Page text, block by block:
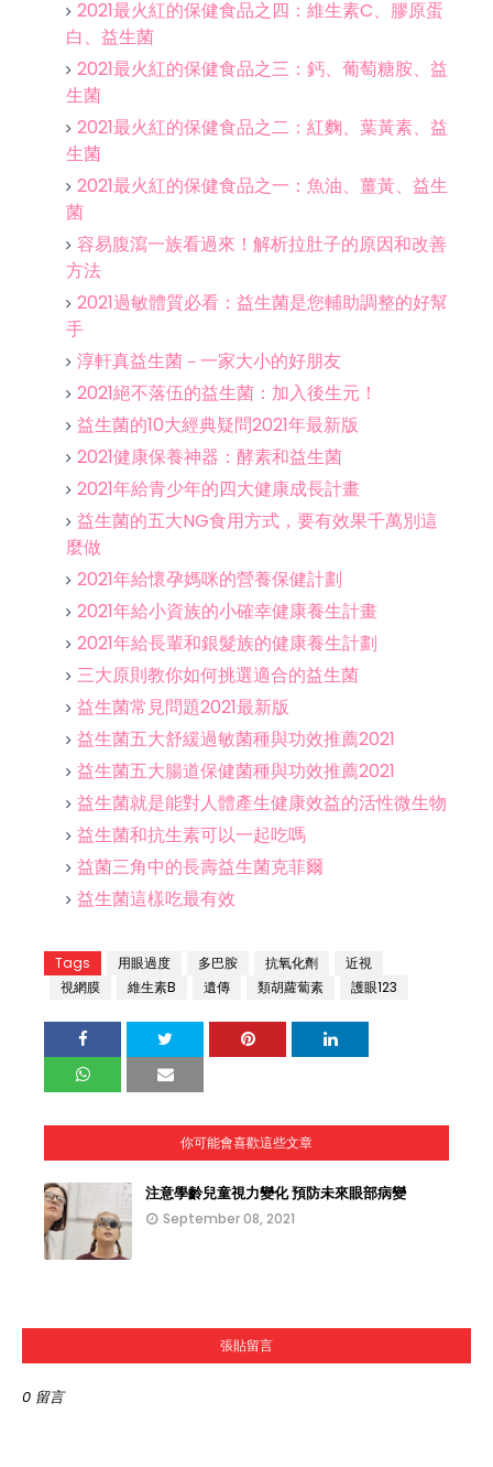
2021最火紅的保健食品之四：維生素C、膠原蛋
白、益生菌
2021最火紅的保健食品之三：鈣、葡萄糖胺、益
生菌
2021最火紅的保健食品之二：紅麴、葉黃素、益
生菌
2021最火紅的保健食品之一：魚油、薑黃、益生
菌
容易腹瀉一族看過來！解析拉肚子的原因和改善
方法
2021過敏體質必看：益生菌是您輔助調整的好幫
手
淳軒真益生菌－一家大小的好朋友
2021絕不落伍的益生菌：加入後生元！
益生菌的10大經典疑問2021年最新版
2021健康保養神器：酵素和益生菌
2021年給青少年的四大健康成長計畫
益生菌的五大NG食用方式，要有效果千萬別這
麼做
2021年給懷孕媽咪的營養保健計劃
2021年給小資族的小確幸健康養生計畫
2021年給長輩和銀髮族的健康養生計劃
三大原則教你如何挑選適合的益生菌
益生菌常見問題2021最新版
益生菌五大舒緩過敏菌種與功效推薦2021
益生菌五大腸道保健菌種與功效推薦2021
益生菌就是能對人體產生健康效益的活性微生物
益生菌和抗生素可以一起吃嗎
益菌三角中的長壽益生菌克菲爾
益生菌這樣吃最有效
Tags 用眼過度 多巴胺 抗氧化劑
近視
視網膜
維生素B 遺傳 類胡蘿蔔素 護眼123
你可能會喜歡這些文章
注意學齡兒童視力變化 預防未來眼部病變
September 08, 2021
張貼留言
0 留言